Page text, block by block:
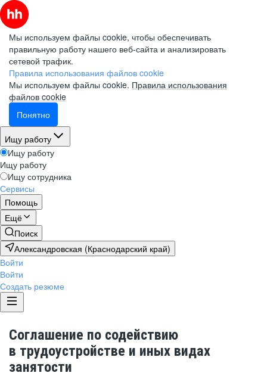
Мы используем файлы cookie, чтобы обеспечивать
правильную работу нашего веб-сайта и анализировать
сетевой трафик.
Правила использования файлов cookie
Мы используем файлы cookie. Правила использования
файлов cookie
Понятно
Ищу работу
Ищу работу
Ищу работу
Ищу сотрудника
Сервисы
Помощь
Ещё
Поиск
Александровская (Краснодарский край)
Войти
Войти
Создать резюме
Соглашение по содействию
в трудоустройстве и иных видах
занятости